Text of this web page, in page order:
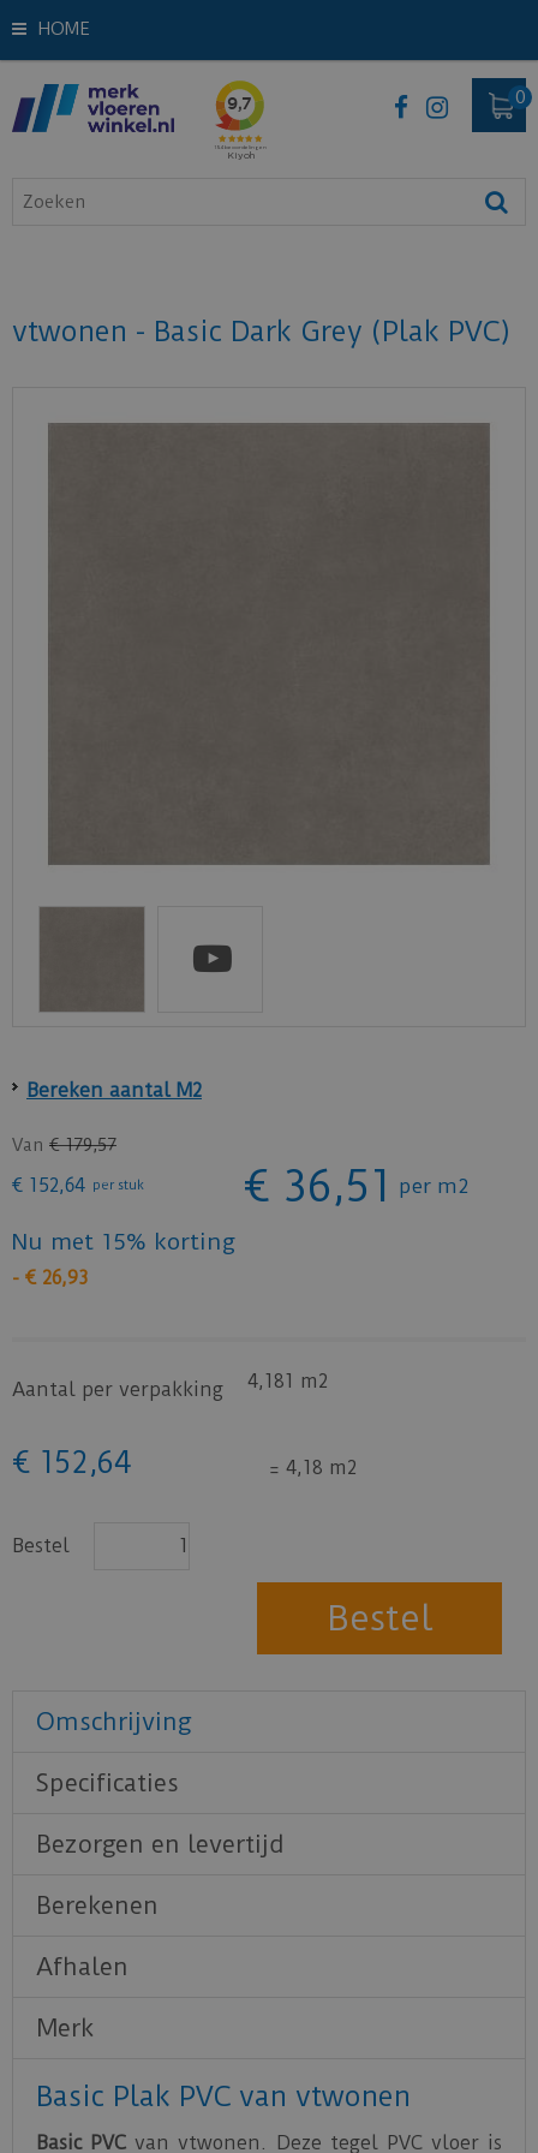
HOME
vtwonen - Basic Dark Grey (Plak PVC)
Bereken aantal M2
Van € 179,57
€ 152,64 per stuk € 36,51 per m2
Nu met 15% korting
- € 26,93
Aantal per verpakking 4,181 m2
€ 152 ,64 = 4,18 m2
Bestel
Omschrijving
Specificaties
Bezorgen en levertijd
Berekenen
Afhalen
Merk
Basic Plak PVC van vtwonen
Basic PVC van vtwonen. Deze tegel PVC vloer is